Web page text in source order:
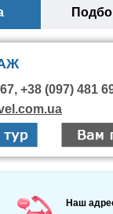
+38 (097) 481
Наш